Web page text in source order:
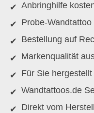
Anbringhilfe
Probe-
Bestellung auf
Markenqualität
Für Sie
Wandtattoos.de
Direkt vom